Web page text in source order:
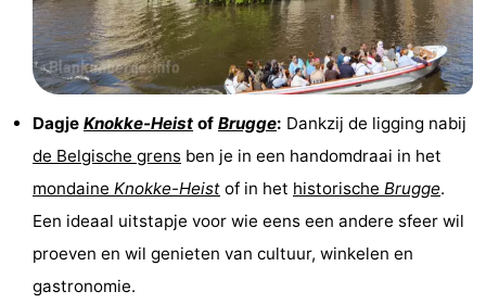
Dagje Knokke-Heist of Brugge: Dankzij de ligging nabij
de Belgische grens ben je in een handomdraai in het
mondaine Knokke-Heist of in het historische Brugge.
Een ideaal uitstapje voor wie eens een andere sfeer wil
proeven en wil genieten van cultuur, winkelen en
gastronomie.